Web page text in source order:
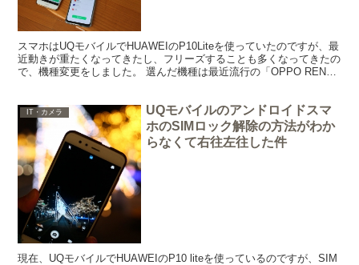
スマホはUQモバイルでHUAWEIのP10Liteを使っていたのですが、最
近動きが重たくなってきたし、フリーズすることも多くなってきたの
で、機種変更をしました。 選んだ機種は最近流行の「OPPO RENO3
IT・カメラ
UQモバイルのアンドロイドスマ
ホのSIMロック解除の方法がわか
らなくて右往左往した件
現在、UQモバイルでHUAWEIのP10 liteを使っているのですが、SIM